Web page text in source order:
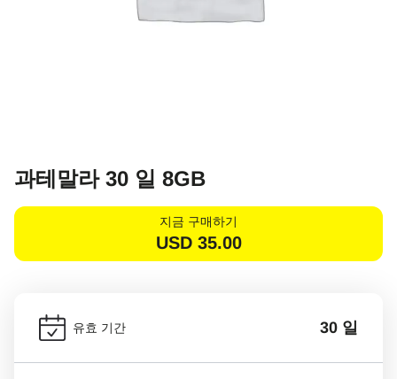
과테말라 30 일 8GB
지금 구매하기
USD 35.00
유효 기간 30 일